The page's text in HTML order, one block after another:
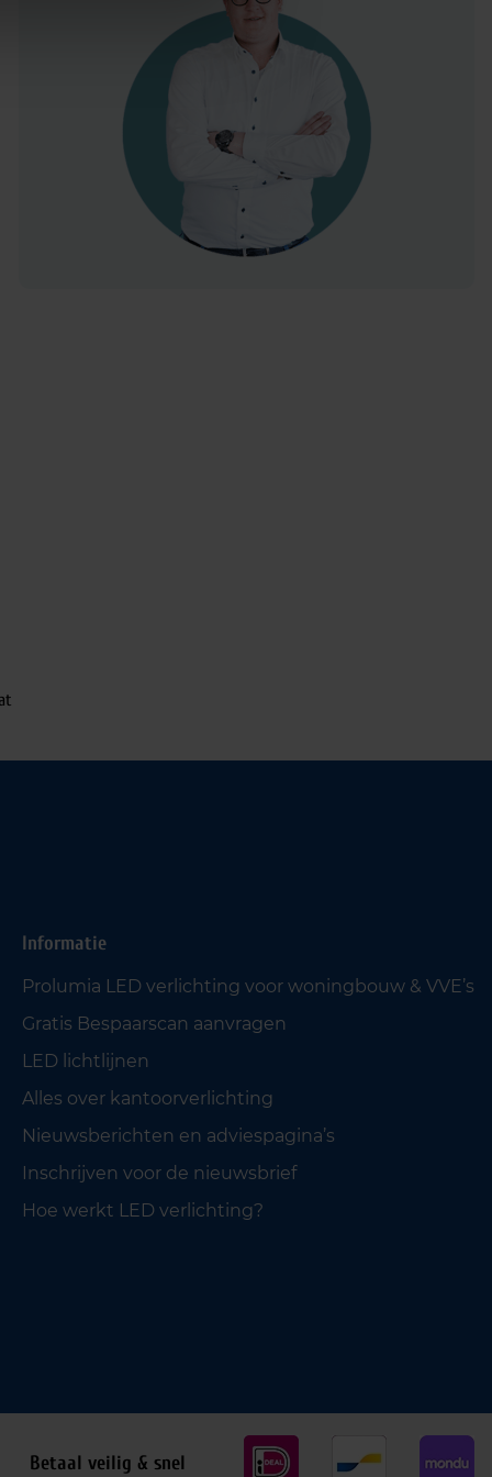
Informatie
Prolumia LED verlichting voor woningbouw & VVE’s
Gratis Bespaarscan aanvragen
LED lichtlijnen
Alles over kantoorverlichting
Nieuwsberichten en adviespagina’s
Inschrijven voor de nieuwsbrief
Hoe werkt LED verlichting?
Betaal veilig & snel